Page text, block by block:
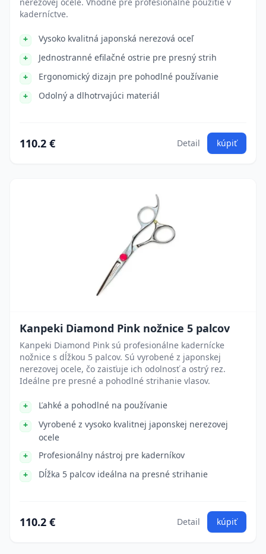
kaderníctve.
Vysoko kvalitná japonská nerezová oceľ
Jednostranné efilačné ostrie pre presný strih
Ergonomický dizajn pre pohodlné používanie
Odolný a dlhotrvajúci materiál
110.2 € Detail kúpiť
Kanpeki Diamond Pink nožnice 5 palcov
Kanpeki Diamond Pink sú profesionálne kadernícke
nožnice s dĺžkou 5 palcov. Sú vyrobené z japonskej
nerezovej ocele, čo zaisťuje ich odolnosť a ostrý rez.
Ideálne pre presné a pohodlné strihanie vlasov.
Ľahké a pohodlné na používanie
Vyrobené z vysoko kvalitnej japonskej nerezovej
ocele
Profesionálny nástroj pre kaderníkov
Dĺžka 5 palcov ideálna na presné strihanie
110.2 € Detail kúpiť